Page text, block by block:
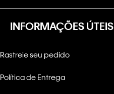
INFORMAÇÕES ÚTEIS
Rastreie seu pedido
Política de Entrega